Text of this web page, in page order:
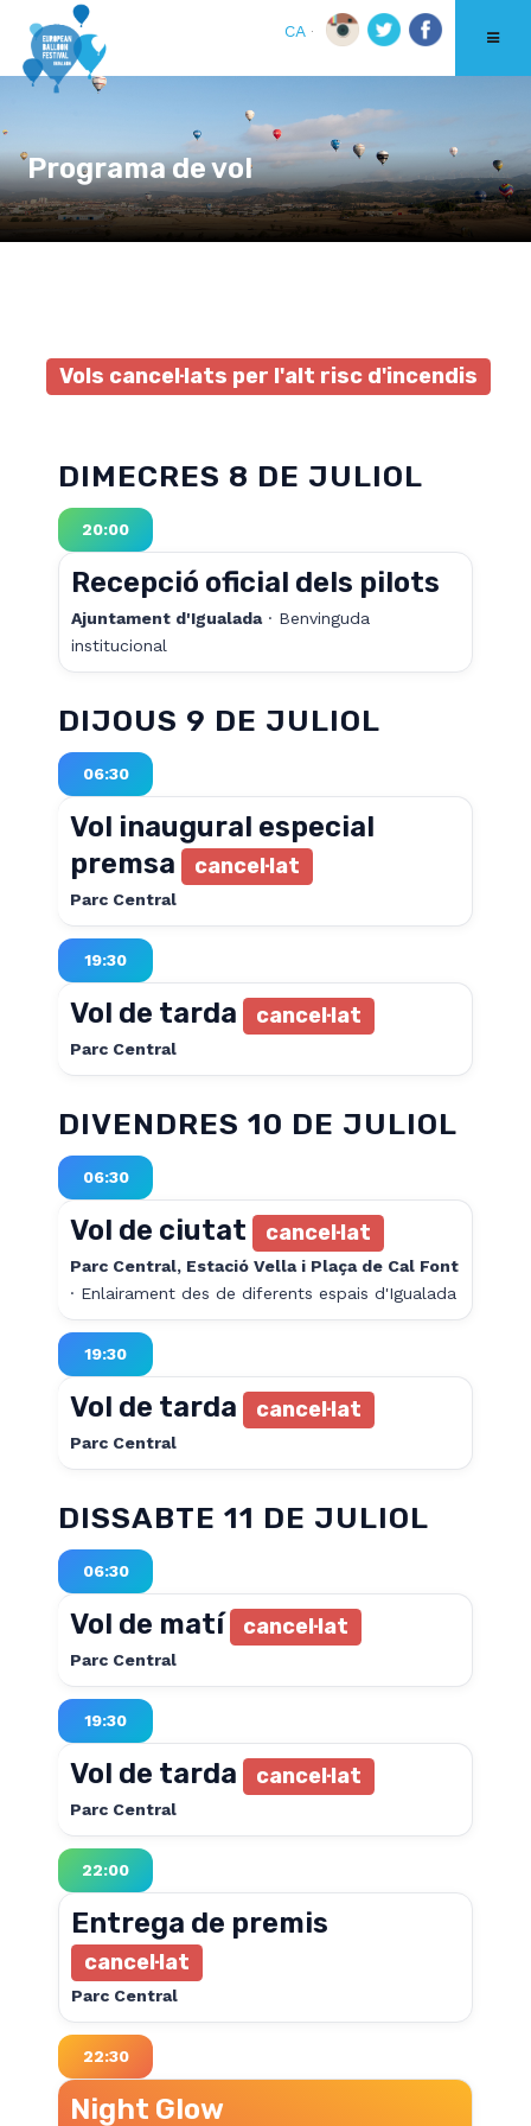
CA
Programa de vol
Vols cancel·lats per l'alt risc d'incendis
DIMECRES 8 DE JULIOL
20:00
Recepció oficial dels pilots
Ajuntament d'Igualada· Benvinguda
institucional
DIJOUS 9 DE JULIOL
06:30
Vol inaugural especial
premsa
cancel·lat
Parc Central
19:30
Vol de tarda cancel·lat
Parc Central
DIVENDRES 10 DE JULIOL
06:30
Vol de ciutat cancel·lat
Parc Central, Estació Vella i Plaça de Cal Font
· Enlairament des de diferents espais d'Igualada
19:30
Vol de tarda cancel·lat
Parc Central
DISSABTE 11 DE JULIOL
06:30
Vol de matí cancel·lat
Parc Central
19:30
Vol de tarda cancel·lat
Parc Central
22:00
Entrega de premis
cancel·lat
Parc Central
22:30
Night Glow